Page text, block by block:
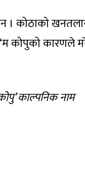
। कोठाको
‘म कोपुको कारणले
काल्पनिक नाम